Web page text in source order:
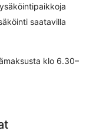
kohteesta
päässä
tiloissa
asiakkaiden
saatavilla
klo 6.30–